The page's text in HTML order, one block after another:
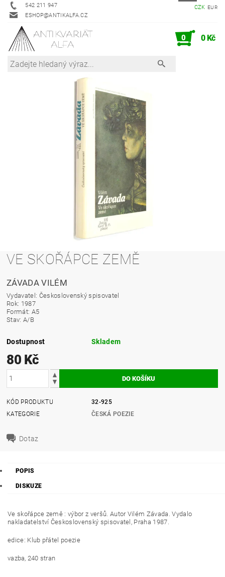
542 211 947
ESHOP@ANTIKALFA.CZ
CZK EUR
0 0 Kč
VE SKOŘÁPCE ZEMĚ
ZÁVADA VILÉM
Vydavatel: Československý spisovatel
Rok: 1987
Formát: A5
Stav: A/B
Dostupnost Skladem
80 Kč
KÓD PRODUKTU
32-925
KATEGORIE
ČESKÁ POEZIE
Dotaz
POPIS
DISKUZE
Ve skořápce země : výbor z veršů. Autor Vilém Závada. Vydalo
nakladatelství Československý spisovatel, Praha 1987.
edice: Klub přátel poezie
vazba, 240 stran